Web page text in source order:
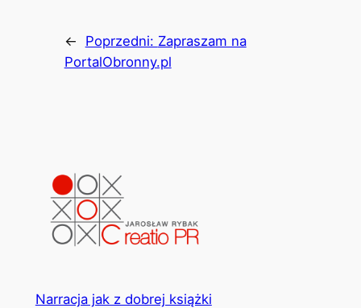
← Poprzedni: Zapraszam na
PortalObronny.pl
Narracja jak z dobrej książki